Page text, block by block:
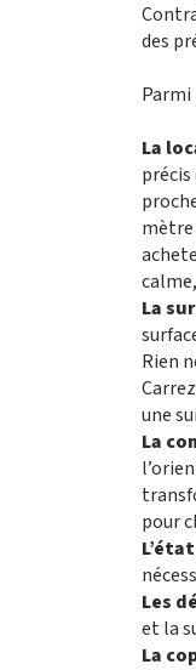
des
La
précis
mètre
La
Rien
une
La
pour
Les
et la
La